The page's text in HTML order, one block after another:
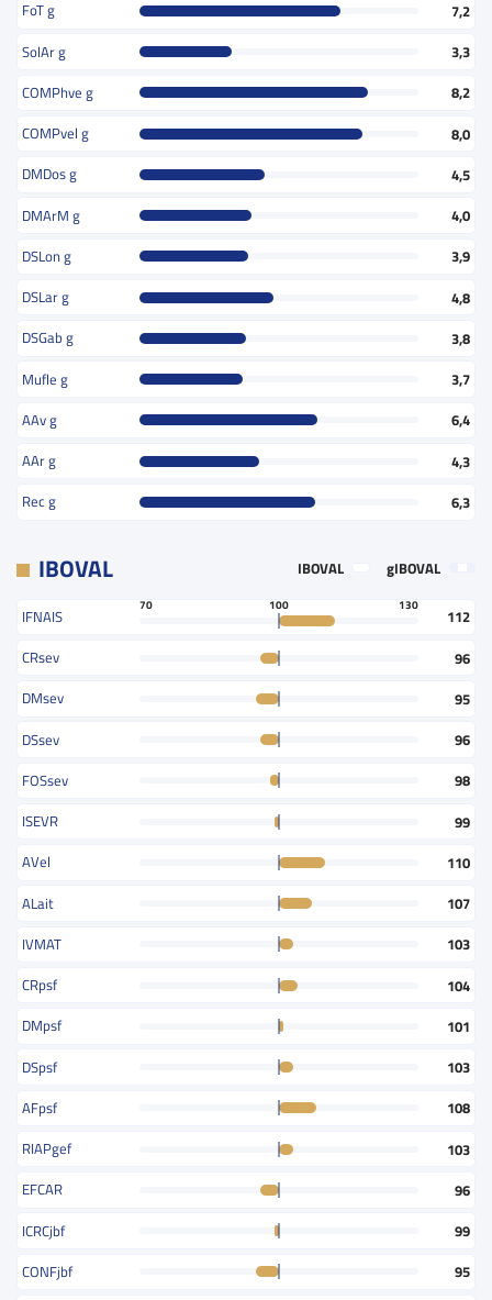
FoT g
7,2
SolAr g
3,3
COMPhve g
8,2
COMPvel g
8,0
DMDos g
4,5
DMArM g
4,0
DSLon g
3,9
DSLar g
4,8
DSGab g
3,8
Mufle g
3,7
AAv g
6,4
AAr g
4,3
Rec g
6,3
IBOVAL IBOVAL gIBOVAL
IFNAIS
70 100 130
112
CRsev
96
DMsev
95
DSsev
96
FOSsev
98
ISEVR
99
AVel
110
ALait
107
IVMAT
103
CRpsf
104
DMpsf
101
DSpsf
103
AFpsf
108
RIAPgef
103
EFCAR
96
ICRCjbf
99
CONFjbf
95